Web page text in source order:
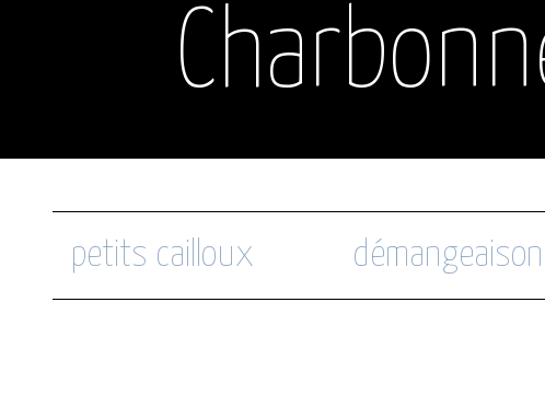
petits cailloux